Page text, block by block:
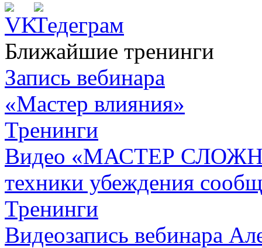
Ближайшие тренинги
Запись вебинара
«Мастер влияния»
Тренинги
Видео «МАСТЕР
техники убеждения
Тренинги
Видеозапись вебинара